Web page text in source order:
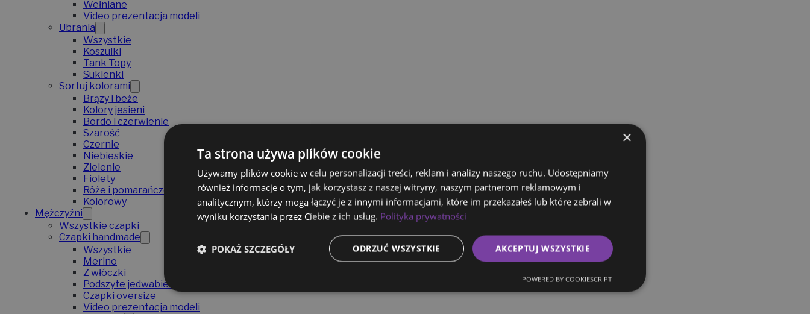
Wełniane
Video prezentacja modeli
Ubrania
Wszystkie
Koszulki
Tank Topy
Sukienki
Sortuj kolorami
Brązy i beże
Kolory jesieni
Bordo i czerwienie
Szarość
Czernie
Niebieskie
Zielenie
Fiolety
Róże i pomarańcze
Kolorowy
Mężczyźni
Wszystkie czapki
Czapki handmade
Wszystkie
Merino
Z włóczki
Podszyte jedwabiem
Czapki oversize
Video prezentacja modeli
×
Ta strona używa plików cookie
Używamy plików cookie w celu personalizacji treści, reklam i analizy naszego ruchu. Udostępniamy
również informacje o tym, jak korzystasz z naszej witryny, naszym partnerom reklamowym i
analitycznym, którzy mogą łączyć je z innymi informacjami, które im przekazałeś lub które zebrali w
wyniku korzystania przez Ciebie z ich usług. Polityka prywatności
AKCEPTUJ WSZYSTKIE
ODRZUĆ WSZYSTKIE
POKAŻ SZCZEGÓŁY
POWERED BY COOKIESCRIPT